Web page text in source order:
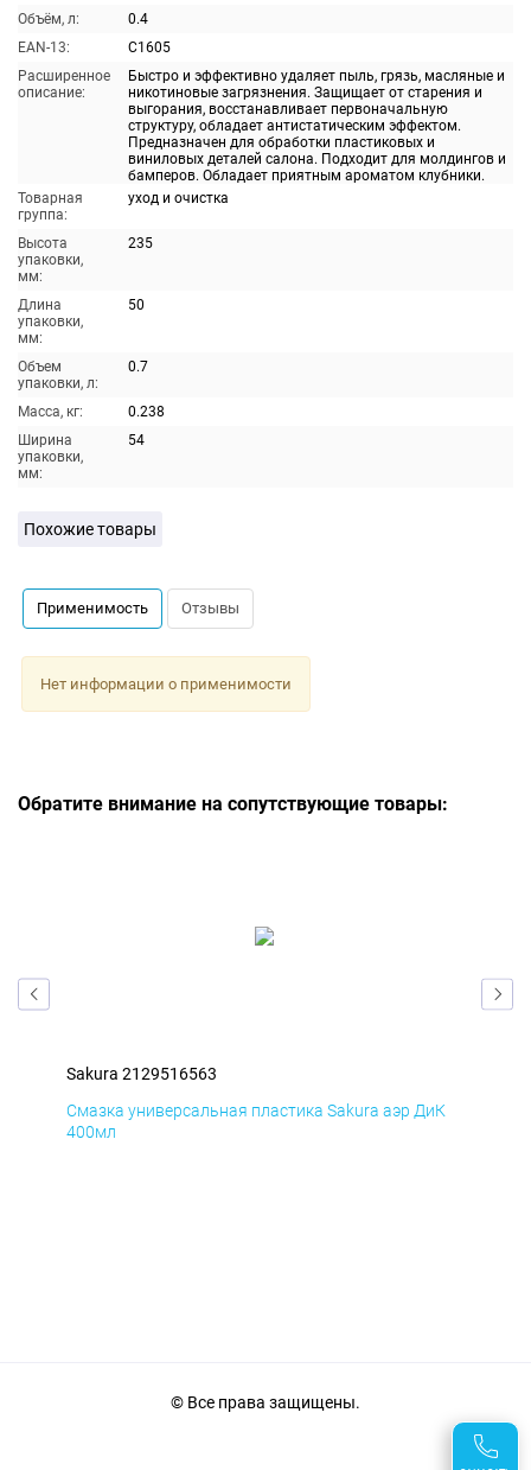
Объём, л:
0.4
EAN-13:
C1605
Расширенное
описание:
Быстро и эффективно удаляет пыль, грязь, масляные и
никотиновые загрязнения. Защищает от старения и
выгорания, восстанавливает первоначальную
структуру, обладает антистатическим эффектом.
Предназначен для обработки пластиковых и
виниловых деталей салона. Подходит для молдингов и
бамперов. Обладает приятным ароматом клубники.
Товарная
группа:
уход и очистка
Высота
упаковки,
мм:
235
Длина
упаковки,
мм:
50
Объем
упаковки, л:
0.7
Масса, кг:
0.238
Ширина
упаковки,
мм:
54
Похожие товары
Применимость Отзывы
Нет информации о применимости
Обратите внимание на сопутствующие товары:
Sakura 2129516563
Смазка универсальная пластика Sakura аэр ДиК
400мл
© Все права защищены.